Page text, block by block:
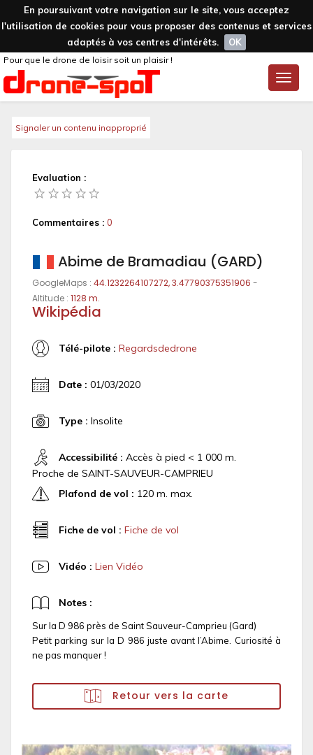
En poursuivant votre navigation sur le site, vous acceptez
l'utilisation de cookies pour vous proposer des contenus et services
adaptés à vos centres d'intérêts.
OK
Toggle
Pour que le drone de loisir soit un plaisir !
Signaler un contenu inapproprié
Evaluation :
Commentaires : 0
Abime de Bramadiau (GARD)
GoogleMaps : 44.1232264107272, 3.47790375351906 -
Altitude : 1128 m.
Wikipédia
Télé-pilote : Regardsdedrone
Date : 01/03/2020
Type : Insolite
Accessibilité : Accès à pied < 1 000 m.
Proche de SAINT-SAUVEUR-CAMPRIEU
Plafond de vol : 120 m. max.
Fiche de vol : Fiche de vol
Vidéo : Lien Vidéo
Notes :
Sur la D 986 près de Saint Sauveur-Camprieu (Gard)
Petit parking sur la D 986 juste avant l’Abime. Curiosité à
ne pas manquer !
Retour vers la carte